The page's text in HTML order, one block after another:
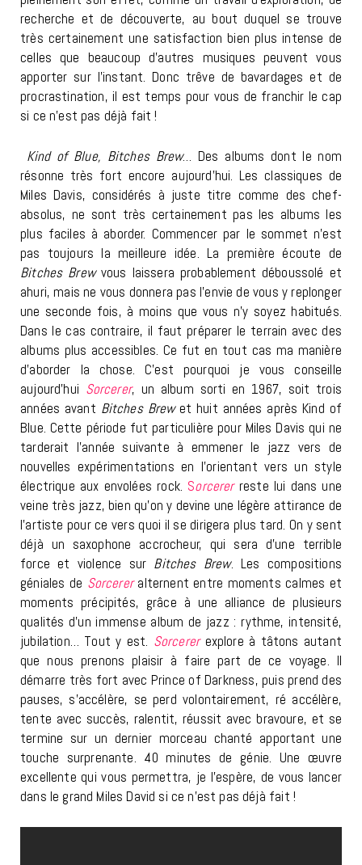
recherche et de découverte, au bout duquel se trouve
très certainement une satisfaction bien plus intense de
celles que beaucoup d’autres musiques peuvent vous
apporter sur l’instant. Donc trêve de bavardages et de
procrastination, il est temps pour vous de franchir le cap
si ce n’est pas déjà fait !
Kind of Blue, Bitches Brew… Des albums dont le nom
résonne très fort encore aujourd’hui. Les classiques de
Miles Davis, considérés à juste titre comme des chef-
absolus, ne sont très certainement pas les albums les
plus faciles à aborder. Commencer par le sommet n’est
pas toujours la meilleure idée. La première écoute de
Bitches Brewvous laissera probablement déboussolé et
ahuri, mais ne vous donnera pas l’envie de vous y replonger
une seconde fois, à moins que vous n’y soyez habitués.
Dans le cas contraire, il faut préparer le terrain avec des
albums plus accessibles. Ce fut en tout cas ma manière
d’aborder la chose. C’est pourquoi je vous conseille
aujourd’hui Sorcerer, un album sorti en 1967, soit trois
années avant Bitches Brewet huit années après Kind of
Blue. Cette période fut particulière pour Miles Davis qui ne
tarderait l’année suivante à emmener le jazz vers de
nouvelles expérimentations en l’orientant vers un style
électrique aux envolées rock. Sorcererreste lui dans une
veine très jazz, bien qu’on y devine une légère attirance de
l’artiste pour ce vers quoi il se dirigera plus tard. On y sent
déjà un saxophone accrocheur, qui sera d’une terrible
force et violence sur Bitches Brew. Les compositions
géniales de Sorcereralternent entre moments calmes et
moments précipités, grâce à une alliance de plusieurs
qualités d’un immense album de jazz : rythme, intensité,
jubilation… Tout y est. Sorcererexplore à tâtons autant
que nous prenons plaisir à faire part de ce voyage. Il
démarre très fort avec Prince of Darkness, puis prend des
pauses, s’accélère, se perd volontairement, ré accélère,
tente avec succès, ralentit, réussit avec bravoure, et se
termine sur un dernier morceau chanté apportant une
touche surprenante. 40 minutes de génie. Une œuvre
excellente qui vous permettra, je l’espère, de vous lancer
dans le grand Miles David si ce n’est pas déjà fait !